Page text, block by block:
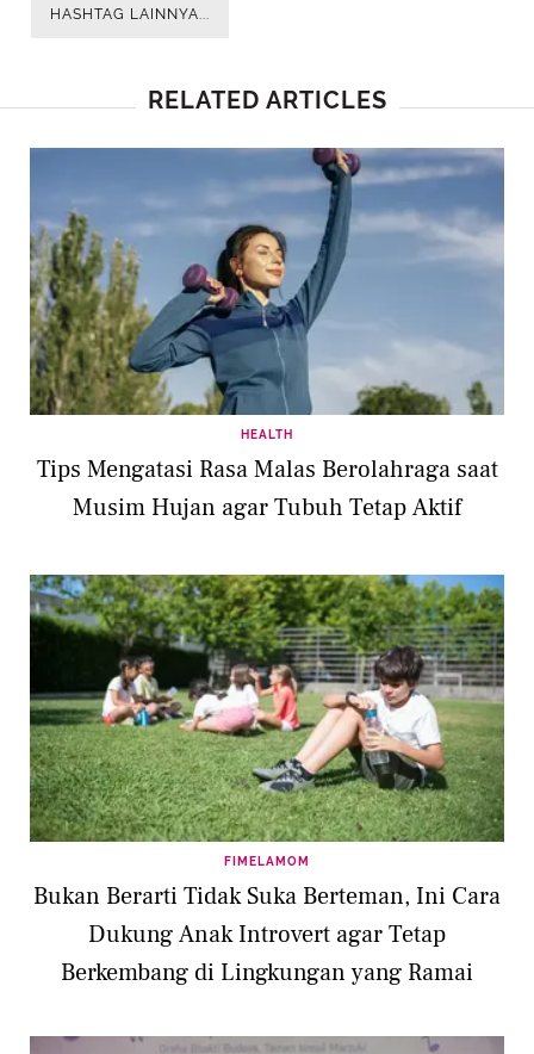
HASHTAG LAINNYA...
RELATED ARTICLES
HEALTH
Tips Mengatasi Rasa Malas Berolahraga saat
Musim Hujan agar Tubuh Tetap Aktif
FIMELAMOM
Bukan Berarti Tidak Suka Berteman, Ini Cara
Dukung Anak Introvert agar Tetap
Berkembang di Lingkungan yang Ramai